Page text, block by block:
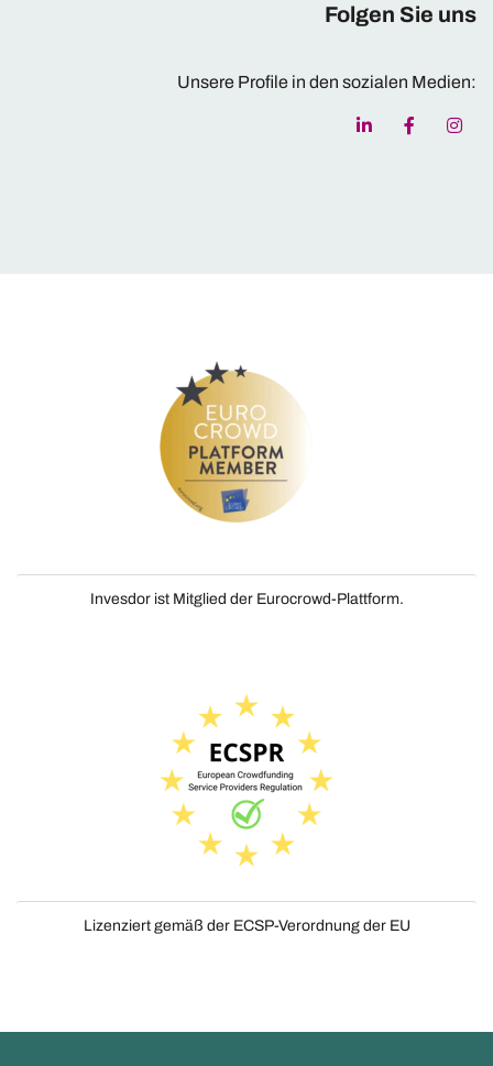
Folgen Sie uns
Unsere Profile in den sozialen Medien:
Invesdor ist Mitglied der Eurocrowd-Plattform.
Lizenziert gemäß der ECSP-Verordnung der EU